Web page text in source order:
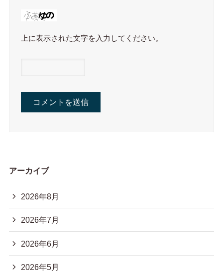
上に表示された文字を入力してください。
アーカイブ
2026年8月
2026年7月
2026年6月
2026年5月